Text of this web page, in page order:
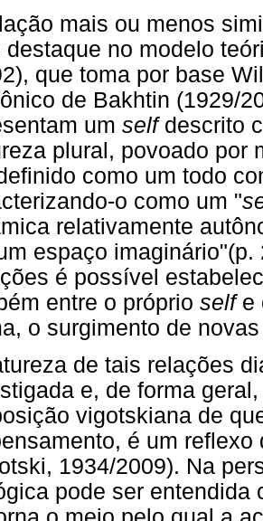
mais ou menos
destaque no modelo
que toma por base
de Bakhtin (1929/
um selfdescrito
plural, povoado
como um todo
o como um "
relativamente
espaço
é possível
entre o próprio self e
o surgimento de
de tais relações
e, de forma
vigotskiana de
é um
1934/2009). Na
pode ser entendida